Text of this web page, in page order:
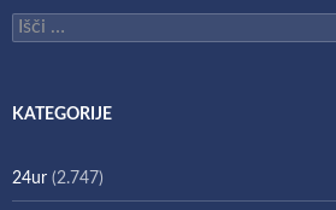
Išči:
KATEGORIJE
24ur (2.747)